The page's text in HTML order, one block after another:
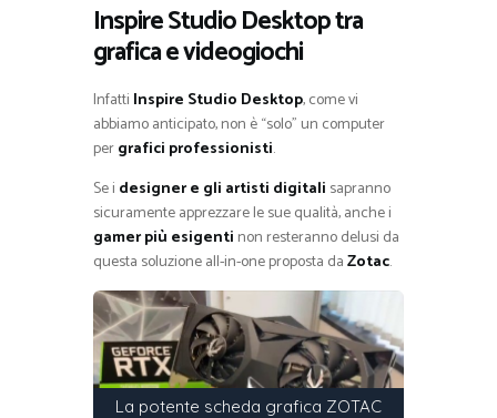
Inspire Studio Desktop tra
grafica e videogiochi
Infatti Inspire Studio Desktop, come vi
abbiamo anticipato, non è “solo” un computer
pergrafici professionisti.
Se i designer e gli artisti digitali sapranno
sicuramente apprezzare le sue qualità, anche i
gamer più esigenti non resteranno delusi da
questa soluzione all-in-one proposta daZotac.
La potente scheda grafica ZOTAC